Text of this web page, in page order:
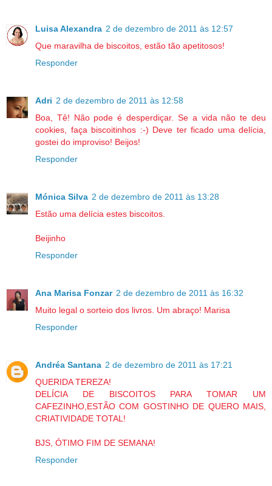
Luisa Alexandra 2 de dezembro de 2011 às 12:57
Que maravilha de biscoitos, estão tão apetitosos!
Responder
Adri 2 de dezembro de 2011 às 12:58
Boa, Tê! Não pode é desperdiçar. Se a vida não te deu
cookies, faça biscoitinhos :-) Deve ter ficado uma delícia,
gostei do improviso! Beijos!
Responder
Mónica Silva 2 de dezembro de 2011 às 13:28
Estão uma delícia estes biscoitos.
Beijinho
Responder
Ana Marisa Fonzar 2 de dezembro de 2011 às 16:32
Muito legal o sorteio dos livros. Um abraço! Marisa
Responder
Andréa Santana 2 de dezembro de 2011 às 17:21
QUERIDA TEREZA!
DELÍCIA DE BISCOITOS PARA TOMAR UM
CAFEZINHO,ESTÃO COM GOSTINHO DE QUERO MAIS,
CRIATIVIDADE TOTAL!
BJS, ÓTIMO FIM DE SEMANA!
Responder